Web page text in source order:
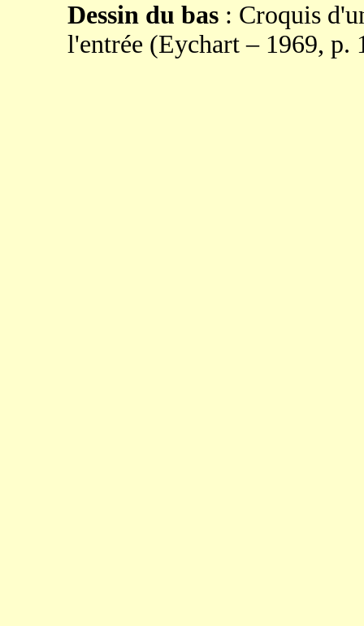
Dessin du bas : Croquis
l'entrée (Eychart – 1969, p.